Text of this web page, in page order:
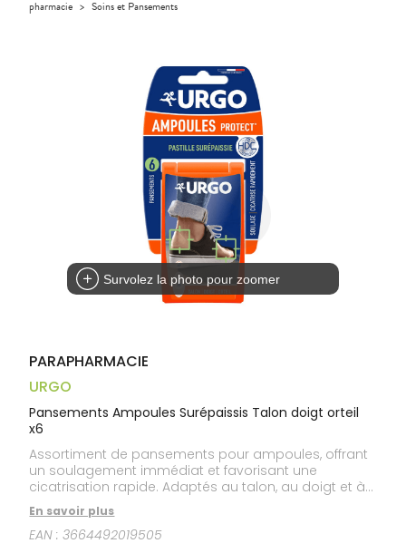
PHARMACIES
DISPOSITIFS
D’ORDONNANCE
pharmacie > Soins et Pansements
Survolez la photo pour zoomer
PARAPHARMACIE
URGO
Pansements Ampoules Surépaissis Talon doigt orteil
x6
Assortiment de pansements pour ampoules, offrant
un soulagement immédiat et favorisant une
cicatrisation rapide. Adaptés au talon, au doigt et à
l’orteil, ces pansements hydrocolloïdes sont dotés
d’une pastille centrale surépaissie et procurent un
effet seconde peau pour un confort optimal.
En savoir plus
EAN :3664492019505